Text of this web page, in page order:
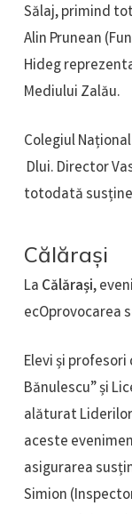
Sălaj, primind
Alin Prunean
Hideg
Mediului Zalău.
Colegiul
Dlui. Director
totodată
Călărași
La Călărași,
ecOprovocarea
Elevi și
Bănulescu” și
alăturat
aceste
asigurarea
Simion